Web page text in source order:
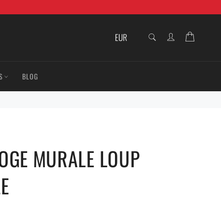
Recherche
BLOG
MURALE LOUP